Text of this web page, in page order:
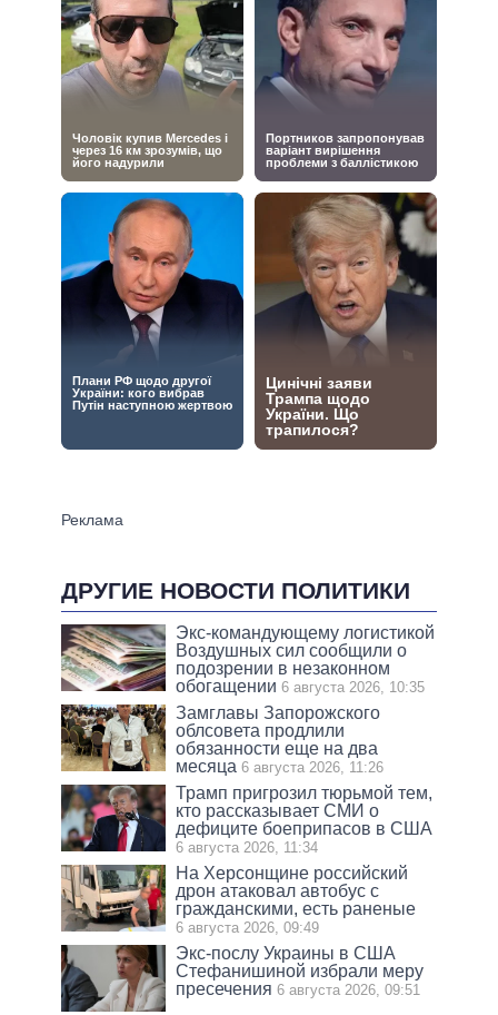
ДРУГИЕ НОВОСТИ ПОЛИТИКИ
Экс-командующему логистикой
Воздушных сил сообщили о
подозрении в незаконном
обогащении 6 августа 2026, 10:35
Замглавы Запорожского
облсовета продлили
обязанности еще на два
месяца 6 августа 2026, 11:26
Трамп пригрозил тюрьмой тем,
кто рассказывает СМИ о
дефиците боеприпасов в США
6 августа 2026, 11:34
На Херсонщине российский
дрон атаковал автобус с
гражданскими, есть раненые
6 августа 2026, 09:49
Экс-послу Украины в США
Стефанишиной избрали меру
пресечения 6 августа 2026, 09:51